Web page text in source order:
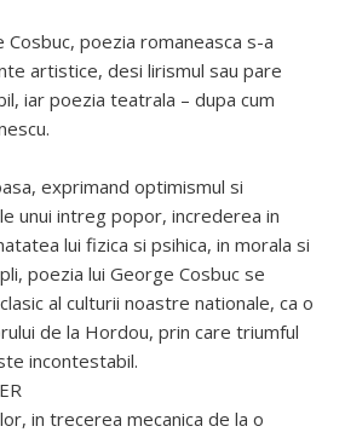
Cosbuc, poezia romaneasca s-a
artistice, desi lirismul sau pare
iar poezia teatrala – dupa cum
exprimand optimismul si
unui intreg popor, increderea in
lui fizica si psihica, in morala si
poezia lui George Cosbuc se
al culturii noastre nationale, ca o
de la Hordou, prin care triumful
incontestabil.
in trecerea mecanica de la o